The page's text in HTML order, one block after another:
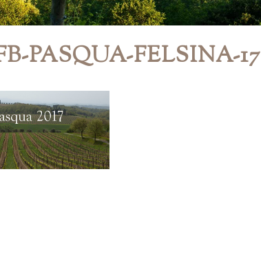
PASQUA-FELSINA-17